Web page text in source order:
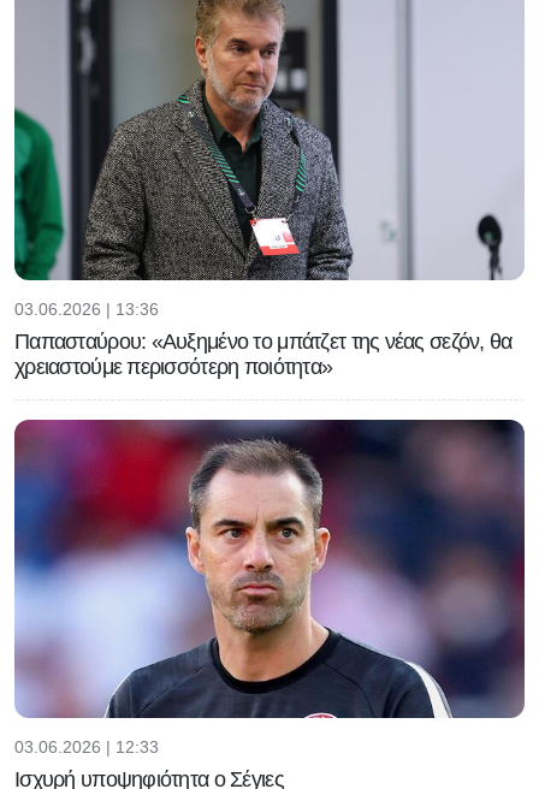
03.06.2026 | 13:36
Παπασταύρου: «Αυξημένο το μπάτζετ της νέας σεζόν, θα
χρειαστούμε περισσότερη ποιότητα»
03.06.2026 | 12:33
Ισχυρή υποψηφιότητα ο Σέγιες